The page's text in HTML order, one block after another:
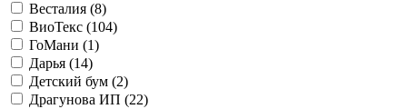
Весталия (8)
ВиоТекс (104)
ГоМани (1)
Дарья (14)
Детский бум (2)
Драгунова ИП (22)